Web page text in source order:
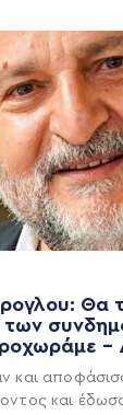
Θα
των
–
και
και